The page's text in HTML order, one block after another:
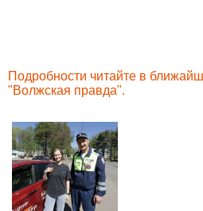
Подробности читайте в
"Волжская правда".